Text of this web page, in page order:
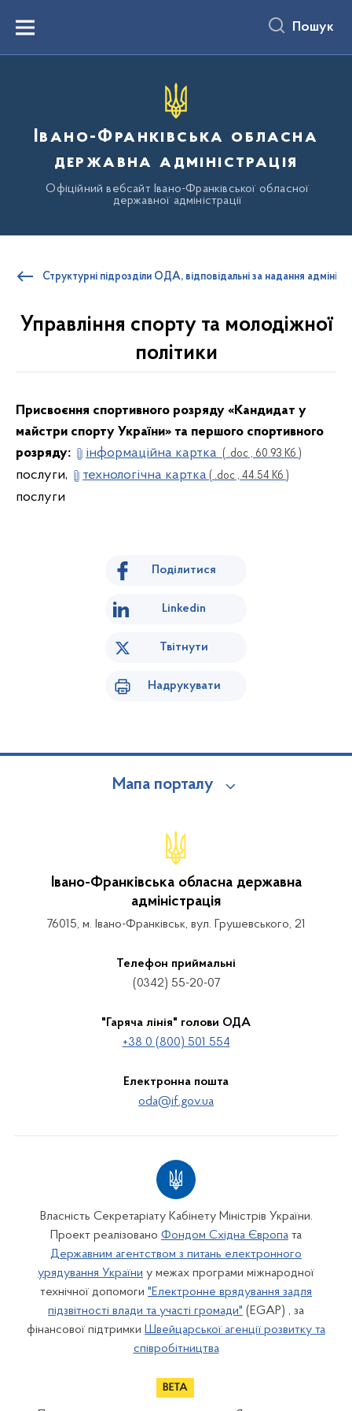
вмістуMenu Пошук
Івано-Франківська обласна
державна адміністрація
Офіційний вебсайт Івано-Франківської обласної
державної адміністрації
Структурні підрозділи ОДА, відповідальні за надання
Управління спорту та молодіжної
політики
Присвоєння спортивного розряду «Кандидат у
майстри спорту України» та першого спортивного
розряду:
інформаційна картка ( .doc , 60.93 Кб )
послуги, технологічна картка ( .doc , 44.54 Кб )
послуги
Поділитися
Linkedin
Твітнути
Надрукувати
Мапа порталу
Івано-Франківська обласна державна
адміністрація
76015, м. Івано-Франківськ, вул. Грушевського, 21
Телефон приймальні
(0342) 55-20-07
"Гаряча лінія" голови ОДА
+38 0 (800) 501 554
Електронна пошта
oda@if.gov.ua
Власність Секретаріату Кабінету Міністрів України.
Проект реалізовано Фондом Східна Європа та
Державним агентством з питань електронного
урядування України у межах програми міжнародної
технічної допомоги "Електронне врядування задля
підзвітності влади та участі громади" (EGAP) , за
фінансової підтримки Швейцарської агенції розвитку та
співробітництва